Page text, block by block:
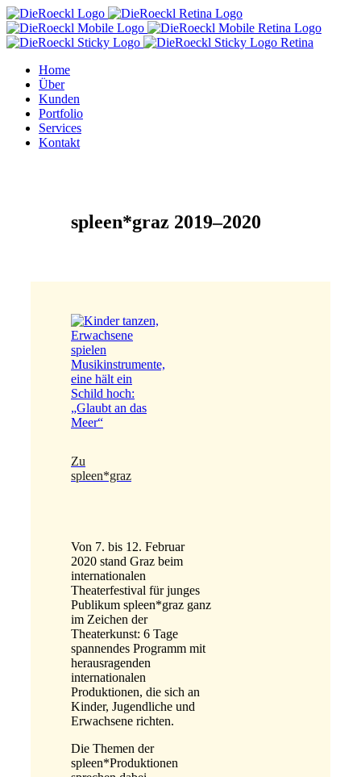
Home
Über
Kunden
Portfolio
Services
Kontakt
spleen*graz 2019–2020
Zu
spleen*graz
Von 7. bis 12. Februar
2020 stand Graz beim
internationalen
Theaterfestival für junges
Publikum spleen*graz ganz
im Zeichen der
Theaterkunst: 6 Tage
spannendes Programm mit
herausragenden
internationalen
Produktionen, die sich an
Kinder, Jugendliche und
Erwachsene richten.
Die Themen der
spleen*Produktionen